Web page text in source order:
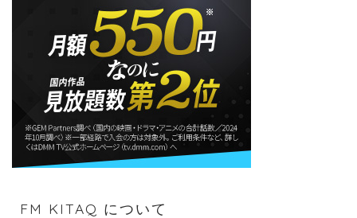
FM KITAQ について